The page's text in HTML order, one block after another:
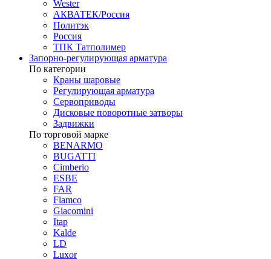
Wester
АКВАТЕК/Россия
Политэк
Россия
ТПК Татполимер
Запорно-регулирующая арматура
По категории
Краны шаровые
Регулирующая арматура
Сервоприводы
Дисковые поворотные затворы
Задвижки
По торговой марке
BENARMO
BUGATTI
Cimberio
ESBE
FAR
Flamco
Giacomini
Itap
Kalde
LD
Luxor